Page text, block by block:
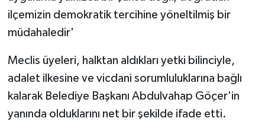
ilçemizin demokratik tercihine yöneltilmiş bir
müdahaledir'
Meclis üyeleri, halktan aldıkları yetki bilinciyle,
adalet ilkesine ve vicdani sorumluluklarına bağlı
kalarak Belediye Başkanı Abdulvahap Göçer'in
yanında olduklarını net bir şekilde ifade etti.